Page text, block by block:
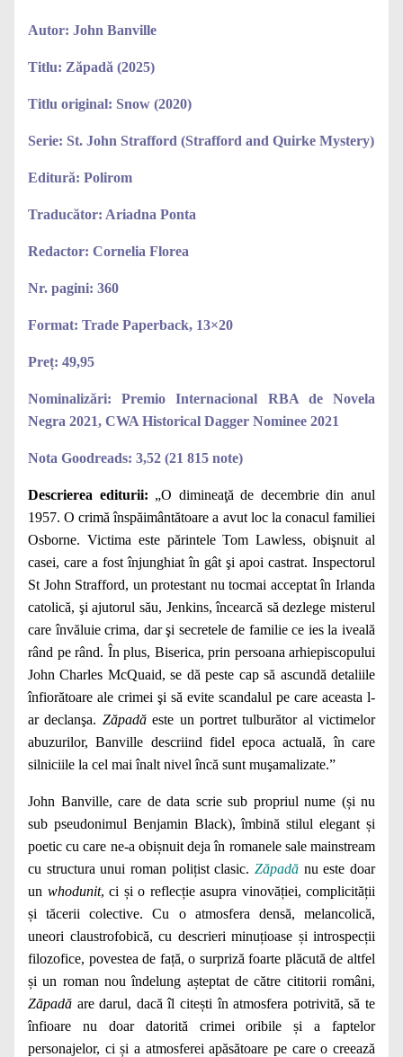
Autor: John Banville
Titlu: Zăpadă (2025)
Titlu original: Snow (2020)
Serie: St. John Strafford (Strafford and Quirke Mystery)
Editură: Polirom
Traducător: Ariadna Ponta
Redactor: Cornelia Florea
Nr. pagini: 360
Format: Trade Paperback, 13×20
Preț: 49,95
Nominalizări: Premio Internacional RBA de Novela
Negra 2021, CWA Historical Dagger Nominee 2021
Nota Goodreads: 3,52 (21 815 note)
Descrierea editurii: „O dimineaţă de decembrie din anul
1957. O crimă înspăimântătoare a avut loc la conacul familiei
Osborne. Victima este părintele Tom Lawless, obişnuit al
casei, care a fost înjunghiat în gât şi apoi castrat. Inspectorul
St John Strafford, un protestant nu tocmai acceptat în Irlanda
catolică, şi ajutorul său, Jenkins, încearcă să dezlege misterul
care învăluie crima, dar şi secretele de familie ce ies la iveală
rând pe rând. În plus, Biserica, prin persoana arhiepiscopului
John Charles McQuaid, se dă peste cap să ascundă detaliile
înfiorătoare ale crimei şi să evite scandalul pe care aceasta l-
ar declanşa. Zăpadăeste un portret tulburător al victimelor
abuzurilor, Banville descriind fidel epoca actuală, în care
silniciile la cel mai înalt nivel încă sunt muşamalizate.”
John Banville, care de data scrie sub propriul nume (și nu
sub pseudonimul Benjamin Black), îmbină stilul elegant și
poetic cu care ne-a obișnuit deja în romanele sale mainstream
cu structura unui roman polițist clasic. Zăpadă nu este doar
un whodunit, ci și o reflecție asupra vinovăției, complicității
și tăcerii colective. Cu o atmosfera densă, melancolică,
uneori claustrofobică, cu descrieri minuțioase și introspecții
filozofice, povestea de față, o surpriză foarte plăcută de altfel
și un roman nou îndelung așteptat de către cititorii români,
Zăpadă are darul, dacă îl citești în atmosfera potrivită, să te
înfioare nu doar datorită crimei oribile și a faptelor
personajelor, ci și a atmosferei apăsătoare pe care o creează